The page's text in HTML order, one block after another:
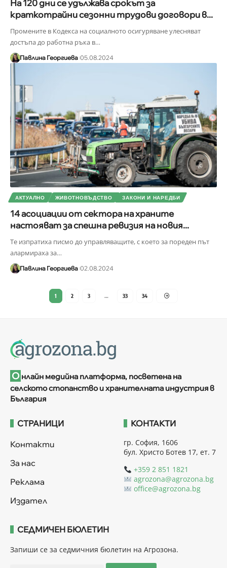
На 120 дни се удължава срокът за
краткотрайни сезонни трудови договори в...
Промените в Кодекса на социалното осигуряване улесняват
достъпа до работна ръка в…
Павлина Георгиева 05.08.2024
АКТУАЛНО ЖИВОТНОВЪДСТВО ЗАКОНИ И НАРЕДБИ
14 асоциации от сектора на храните
настояват за спешна ревизия на новия...
Те изпратиха писмо до управляващите, с което за пореден път
алармираха за…
Павлина Георгиева 02.08.2024
1 2 3 … 33 34
О нлайн медийна платформа, посветена на
селското стопанство и хранителната индустрия в
България
СТРАНИЦИ
Контакти
За нас
Реклама
Издател
КОНТАКТИ
гр. София, 1606
бул. Христо Ботев 17, ет. 7
+359 2 851 1821
agrozona@agrozona.bg
office@agrozona.bg
СЕДМИЧЕН БЮЛЕТИН
Запиши се за седмичния бюлетин на Агрозона.